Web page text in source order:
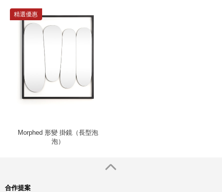
精選優惠
Morphed 形變 掛鏡（長型泡
泡）
合作提案